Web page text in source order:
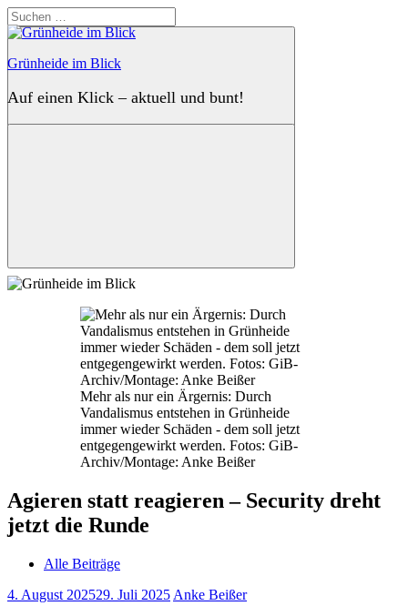
Zum
Inhalt
Grünheide im Blick
Auf einen Klick – aktuell und bunt!
Suchen
nach:
Mehr als nur ein Ärgernis: Durch
Vandalismus entstehen in Grünheide
immer wieder Schäden - dem soll jetzt
entgegengewirkt werden. Fotos: GiB-
Archiv/Montage: Anke Beißer
Agieren statt reagieren – Security dreht
jetzt die Runde
Alle Beiträge
4. August 202529. Juli 2025 Anke Beißer